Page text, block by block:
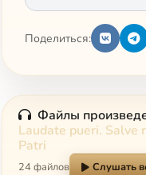
Поделиться:
Файлы
Laudate pueri. Salve
Patri
24 файлов Слушать